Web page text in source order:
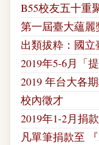
B55校友五十重
第一屆臺大蘊
出類拔粋：國
2019年5-6月「
2019 年台大各
校內徵才
2019年1-2月捐
凡單筆捐款至